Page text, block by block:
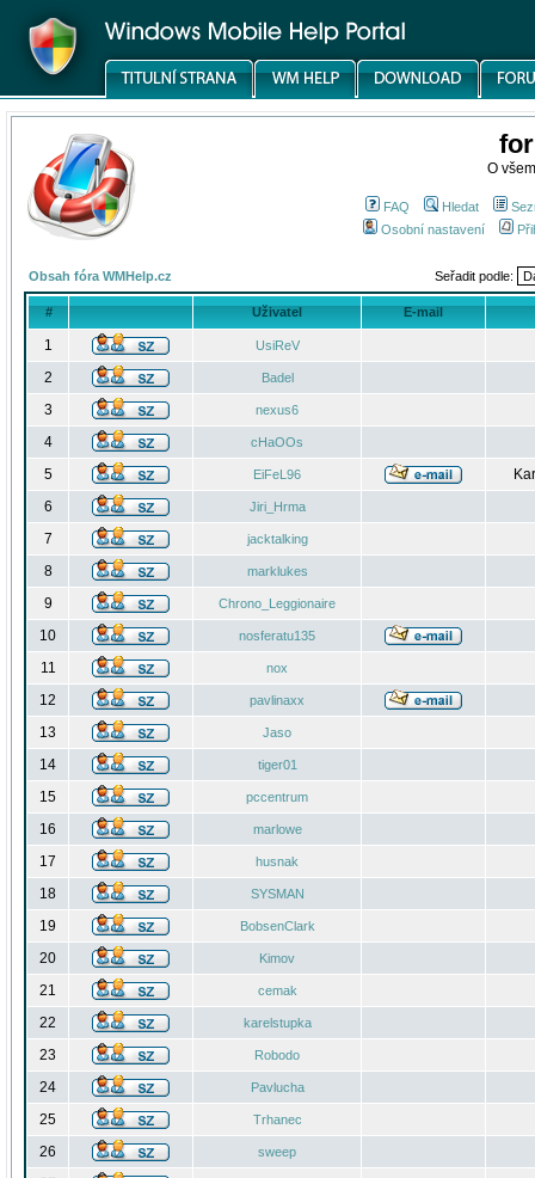
O
FAQ Hledat
Osobní nastavení
Obsah fóra WMHelp.cz Seřadit podle:
# Uživatel E-mail
1 UsiReV
2 Badel
3 nexus6
4 cHaOOs
5 EiFeL96
6
Jiri_Hrma
7 jacktalking
8 marklukes
9 Chrono_Leggionaire
10 nosferatu135
11 nox
12 pavlinaxx
13 Jaso
14 tiger01
15 pccentrum
16 marlowe
17 husnak
18 SYSMAN
19 BobsenClark
20 Kimov
21 cemak
22 karelstupka
23 Robodo
24 Pavlucha
25 Trhanec
26 sweep